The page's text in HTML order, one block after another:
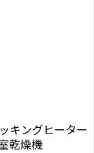
キングヒーター
乾燥機